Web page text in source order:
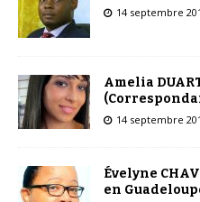
14 septembre
Amelia
14 septembre
Évelyne
en